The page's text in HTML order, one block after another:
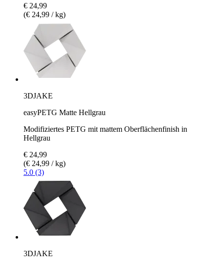
€ 24,99
(€ 24,99 / kg)
3DJAKE
easyPETG Matte Hellgrau
Modifiziertes PETG mit mattem Oberflächenfinish in
Hellgrau
€ 24,99
(€ 24,99 / kg)
5.0 (3)
3DJAKE